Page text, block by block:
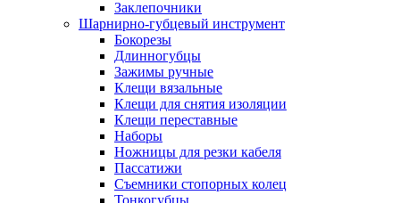
Заклепочники
Шарнирно-губцевый инструмент
Бокорезы
Длинногубцы
Зажимы ручные
Клещи вязальные
Клещи для снятия изоляции
Клещи переставные
Наборы
Ножницы для резки кабеля
Пассатижи
Съемники стопорных колец
Тонкогубцы